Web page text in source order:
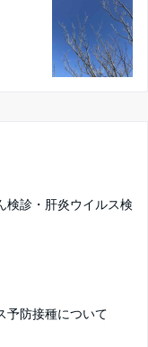
診・肝炎ウイルス検
予防接種について